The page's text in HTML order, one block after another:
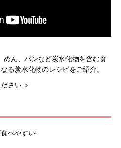
ん、パンなど炭水化物を含む食
る炭水化物のレシピをご紹介。
さい
べやすい!